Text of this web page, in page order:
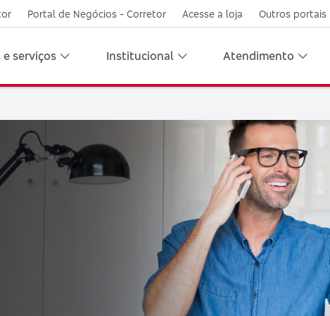
Portal de Negócios - Corretor Acesse a loja Outros portais
serviços Institucional Atendimento